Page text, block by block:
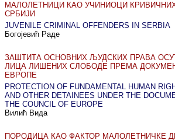
МАЛОЛЕТНИЦИ КАО УЧИНИОЦИ
СРБИЈИ
JUVENILE CRIMINAL OFFENDERS IN SERBIA
Богојевић Раде
ЗАШТИТА ОСНОВНИХ ЉУДСКИХ ПРАВА
ЛИЦА ЛИШЕНИХ СЛОБОДЕ ПРЕМА
ЕВРОПЕ
PROTECTION OF FUNDAMENTAL HUMAN
AND OTHER DETAINEES UNDER THE
THE COUNCIL OF EUROPE
Вилић Вида
ПОРОДИЦА КАО ФАКТОР МАЛОЛЕТНИЧКЕ